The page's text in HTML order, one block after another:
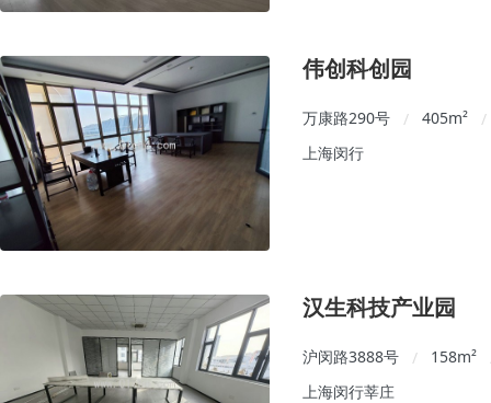
伟创科创园
万康路290号 / 405m²
/
上海闵行
汉生科技产业园
沪闵路3888号 / 158m²
上海闵行莘庄